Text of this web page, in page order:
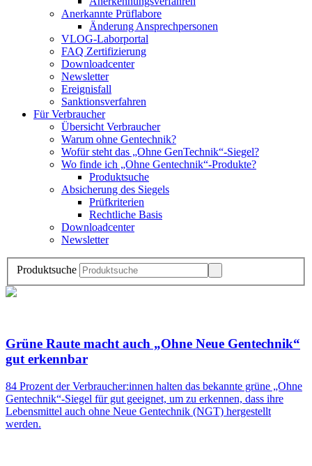
Anerkannte Prüflabore
Änderung Ansprechpersonen
VLOG-Laborportal
FAQ Zertifizierung
Downloadcenter
Newsletter
Ereignisfall
Sanktionsverfahren
Für Verbraucher
Übersicht Verbraucher
Warum ohne Gentechnik?
Wofür steht das „Ohne GenTechnik“-Siegel?
Wo finde ich „Ohne Gentechnik“-Produkte?
Produktsuche
Absicherung des Siegels
Prüfkriterien
Rechtliche Basis
Downloadcenter
Newsletter
Produktsuche
Grüne Raute macht auch „Ohne Neue Gentechnik“
gut erkennbar
84 Prozent der Verbraucher:innen halten das bekannte grüne „Ohne
Gentechnik“-Siegel für gut geeignet, um zu erkennen, dass ihre
Lebensmittel auch ohne Neue Gentechnik (NGT) hergestellt
werden.